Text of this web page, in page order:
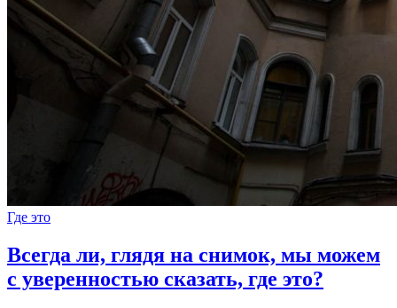
Где это
Всегда ли, глядя на снимок, мы можем
с уверенностью сказать, где это?